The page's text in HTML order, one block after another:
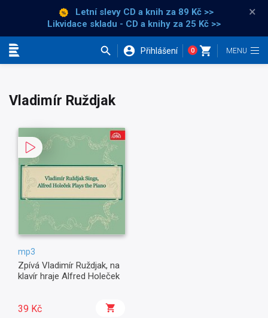
Letní slevy CD a knih za 89 Kč >>
Likvidace skladu - CD a knihy za 25 Kč >>
×
Přihlášení 0
Vladimír Ruždjak
mp3
Zpívá Vladimír Ruždjak, na
klavír hraje Alfred Holeček
39 Kč